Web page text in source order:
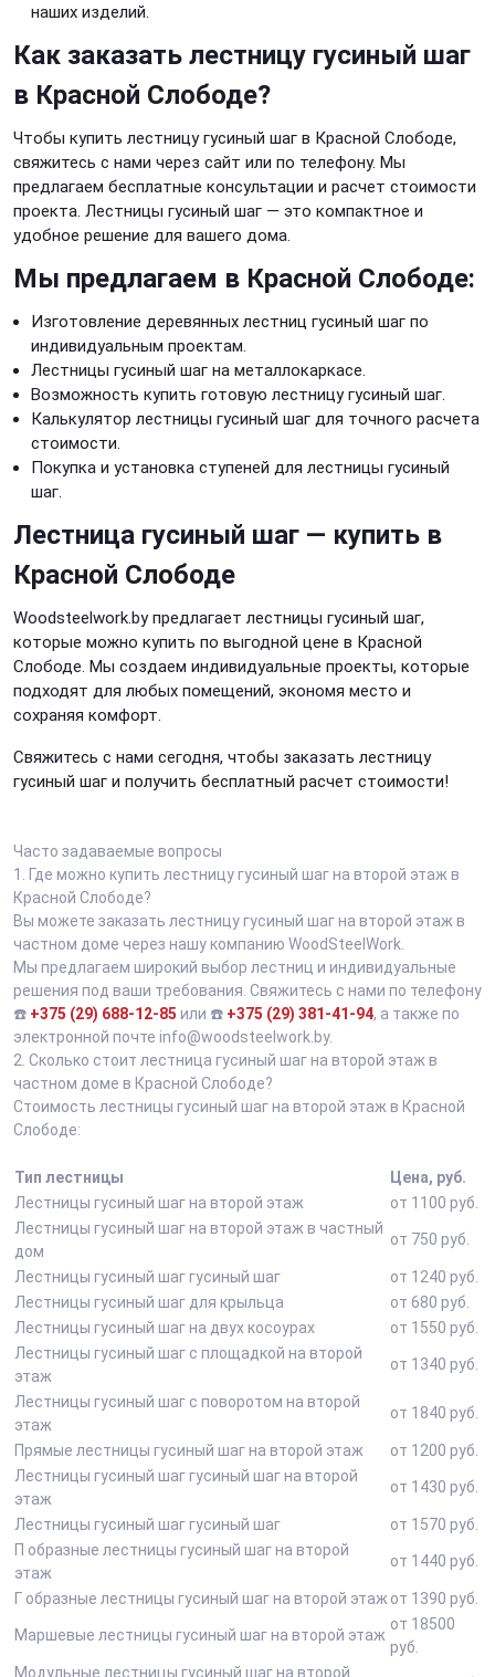
наших изделий.
Как заказать лестницу гусиный шаг
в Красной Слободе?
Чтобы купить лестницу гусиный шаг в Красной Слободе,
свяжитесь с нами через сайт или по телефону. Мы
предлагаем бесплатные консультации и расчет стоимости
проекта. Лестницы гусиный шаг — это компактное и
удобное решение для вашего дома.
Мы предлагаем в Красной Слободе:
Изготовление деревянных лестниц гусиный шаг по
индивидуальным проектам.
Лестницы гусиный шаг на металлокаркасе.
Возможность купить готовую лестницу гусиный шаг.
Калькулятор лестницы гусиный шаг для точного расчета
стоимости.
Покупка и установка ступеней для лестницы гусиный
шаг.
Лестница гусиный шаг — купить в
Красной Слободе
Woodsteelwork.by предлагает лестницы гусиный шаг,
которые можно купить по выгодной цене в Красной
Слободе. Мы создаем индивидуальные проекты, которые
подходят для любых помещений, экономя место и
сохраняя комфорт.
Свяжитесь с нами сегодня, чтобы заказать лестницу
гусиный шаг и получить бесплатный расчет стоимости!
Часто задаваемые вопросы
1.
Где можно купить лестницу гусиный шаг на второй этаж в
Красной Слободе?
Вы можете заказать лестницу гусиный шаг на второй этаж в
частном доме через нашу компанию WoodSteelWork.
Мы предлагаем широкий выбор лестниц и индивидуальные
решения под ваши требования. Свяжитесь с нами по телефону
☎️ +375 (29) 688-12-85 или ☎️ +375 (29) 381-41-94, а также по
электронной почте info@woodsteelwork.by.
2. Сколько стоит лестница гусиный шаг на второй этаж в
частном доме в Красной Слободе?
Стоимость лестницы гусиный шаг на второй этаж в Красной
Слободе:
Тип лестницы
Цена, руб.
Лестницы гусиный шаг на второй этаж
от 1100 руб.
Лестницы гусиный шаг на второй этаж в частный
дом
от 750 руб.
Лестницы гусиный шаг гусиный шаг
от 1240 руб.
Лестницы гусиный шаг для крыльца
от 680 руб.
Лестницы гусиный шаг на двух косоурах
от 1550 руб.
Лестницы гусиный шаг с площадкой на второй
этаж
от 1340 руб.
Лестницы гусиный шаг с поворотом на второй
этаж
от 1840 руб.
Прямые лестницы гусиный шаг на второй этаж
от 1200 руб.
Лестницы гусиный шаг гусиный шаг на второй
этаж
от 1430 руб.
Лестницы гусиный шаг гусиный шаг
от 1570 руб.
П образные лестницы гусиный шаг на второй
этаж
от 1440 руб.
Г образные лестницы гусиный шаг на второй этаж от 1390 руб.
Маршевые лестницы гусиный шаг на второй этаж
от 18500
руб.
Модульные лестницы гусиный шаг на второй